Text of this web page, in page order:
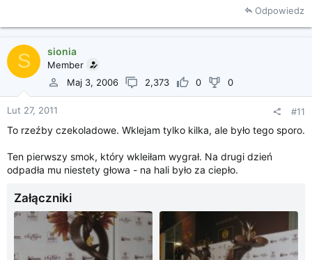
Odpowiedz
S sionia
Member
Maj 3, 2006
2,373 0 0
Lut 27, 2011 #11
To rzeźby czekoladowe. Wklejam tylko kilka, ale było tego sporo.
Ten pierwszy smok, który wkleiłam wygrał. Na drugi dzień
odpadła mu niestety głowa - na hali było za ciepło.
Załączniki